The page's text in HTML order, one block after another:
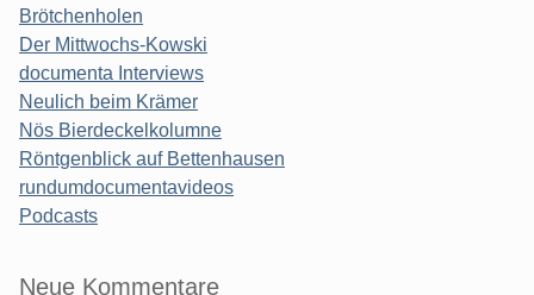
Brötchenholen
Der Mittwochs-Kowski
documenta Interviews
Neulich beim Krämer
Nös Bierdeckelkolumne
Röntgenblick auf Bettenhausen
rundumdocumentavideos
Podcasts
Seitenleiste
Neue Kommentare